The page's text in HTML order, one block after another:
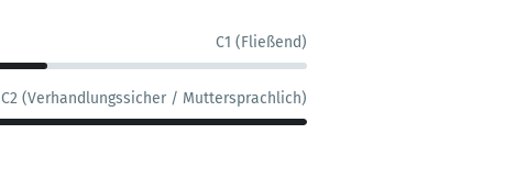
C1 (Fließend)
C2 (Verhandlungssicher / Muttersprachlich)